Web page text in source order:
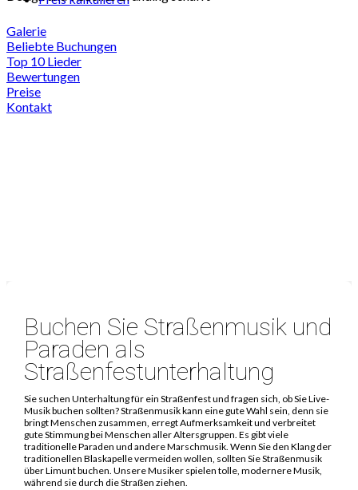
Galerie
Beliebte Buchungen
Top 10 Lieder
Bewertungen
Preise
Kontakt
Buchen Sie Straßenmusik und
Paraden als
Straßenfestunterhaltung
Sie suchen Unterhaltung für ein Straßenfest und fragen sich, ob Sie Live-
Musik buchen sollten? Straßenmusik kann eine gute Wahl sein, denn sie
bringt Menschen zusammen, erregt Aufmerksamkeit und verbreitet
gute Stimmung bei Menschen aller Altersgruppen. Es gibt viele
traditionelle Paraden und andere Marschmusik. Wenn Sie den Klang der
traditionellen Blaskapelle vermeiden wollen, sollten Sie Straßenmusik
über Limunt buchen. Unsere Musiker spielen tolle, modernere Musik,
während sie durch die Straßen ziehen.